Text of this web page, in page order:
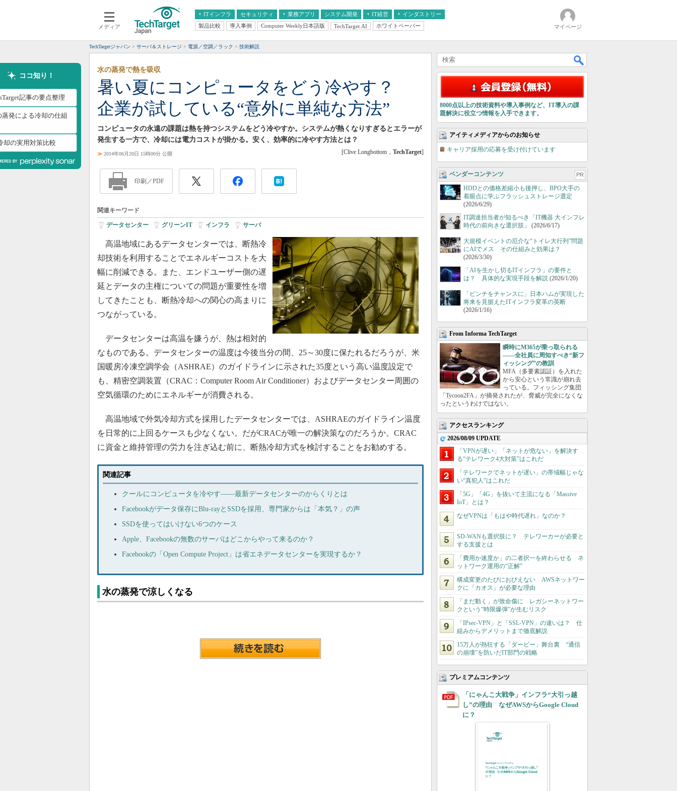
メディア
ITインフラ
クラウド
スマートモバイル
ネットワーク
システム運用管理
セキュリティ 業務アプリ
エンタープライズAI
ERP
情報系システム
システム開発 IT経営
経営とIT
インダストリー
医療IT
製品比較 導入事例 Computer Weekly日本語版 TechTarget.AI ホワイトペーパー マイページ
TechTargetジャパン サーバ＆ストレージ 電源／空調／ラック 技術解説
ココ知り！
記事の要点整理
蒸発による冷却の仕組
却の実用対策比較
暑い夏にコンピュータをどう冷やす？
企業が試している“意外に単純な方法”
水の蒸発で熱を吸収
コンピュータの永遠の課題は熱を持つシステムをどう冷やすか。システムが熱くなりすぎるとエラーが
発生する一方で、冷却には電力コストが掛かる。安く、効率的に冷やす方法とは？
≫ 2014年06月20日 15時00分 公開 [Clive Longbottom， TechTarget]
印刷／PDF
関連キーワード
データセンター グリーンIT インフラ サーバ
高温地域にあるデータセンターでは、断熱冷
却技術を利用することでエネルギーコストを大
幅に削減できる。また、エンドユーザー側の遅
延とデータの主権についての問題が重要性を増
してきたことも、断熱冷却への関心の高まりに
つながっている。
データセンターは高温を嫌うが、熱は相対的
なものである。データセンターの温度は今後当分の間、25～30度に保たれるだろうが、米
国暖房冷凍空調学会（ASHRAE）のガイドラインに示された35度という高い温度設定で
も、精密空調装置（CRAC：Computer Room Air Conditioner）およびデータセンター周囲の
空気循環のためにエネルギーが消費される。
高温地域で外気冷却方式を採用したデータセンターでは、ASHRAEのガイドライン温度
を日常的に上回るケースも少なくない。だがCRACが唯一の解決策なのだろうか。CRAC
に資金と維持管理の労力を注ぎ込む前に、断熱冷却方式を検討することをお勧めする。
関連記事
クールにコンピュータを冷やす――最新データセンターのからくりとは
Facebookがデータ保存にBlu-rayとSSDを採用、専門家からは「本気？」の声
SSDを使ってはいけない6つのケース
Apple、Facebookの無数のサーバはどこからやって来るのか？
Facebookの「Open Compute Project」は省エネデータセンターを実現するか？
水の蒸発で涼しくなる
8000点以上の技術資料や導入事例など、IT導入の課
題解決に役立つ情報を入手できます。
アイティメディアからのお知らせ
キャリア採用の応募を受け付けています
ベンダーコンテンツ PR
HDDとの価格差縮小も後押し、BPO大手の
着眼点に学ぶフラッシュストレージ選定
(2026/6/29)
IT調達担当者が知るべき「IT機器 大インフレ
時代の前向きな選択肢」
(2026/6/17)
大規模イベントの厄介な“トイレ大行列”問題
にAIでメス その仕組みと効果は？
(2026/3/30)
「AIを生かし切るITインフラ」の要件と
は？ 具体的な実現手段を解説 (2026/1/20)
「ピンチをチャンスに」日本ハムが実現した
将来を見据えたITインフラ変革の英断
(2026/1/16)
From Informa TechTarget
瞬時にM365が乗っ取られる
――全社員に周知すべき“新フ
ィッシング”の教訓
MFA（多要素認証）を入れた
から安心という常識が崩れ去
っている。フィッシング集団
「Tycoon2FA」が摘発されたが、脅威が完全になくな
ったというわけではない。
アクセスランキング
2026/08/09 UPDATE
「VPNが遅い」「ネットが危ない」を解決す
る“テレワーク4大対策”はこれだ
「テレワークでネットが遅い」の帯域幅じゃな
い“真犯人”はこれだ
「5G」「4G」を抜いて主流になる「Massive
IoT」とは？
なぜVPNは「もはや時代遅れ」なのか？
SD-WANも選択肢に？ テレワーカーが必要と
する支援とは
「費用か速度か」の二者択一を終わらせる ネ
ットワーク運用の“正解”
構成変更のたびにおびえない AWSネットワー
クに「カオス」が必要な理由
「まだ動く」が致命傷に レガシーネットワー
クという“時限爆弾”が生むリスク
「IPsec-VPN」と「SSL-VPN」の違いは？ 仕
組みからデメリットまで徹底解説
15万人が熱狂する「ダービー」舞台裏 “通信
の崩壊”を防いだIT部門の戦略
プレミアムコンテンツ
「にゃんこ大戦争」インフラ“大引っ越
し”の理由 なぜAWSからGoogle Cloud
に？